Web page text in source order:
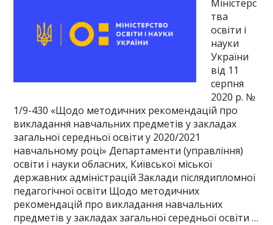
Міністерс
тва
освіти і
науки
України
від 11
серпня
2020 р. №
1/9-430 «Щодо методичних рекомендацій про
викладання навчальних предметів у закладах
загальної середньої освіти у 2020/2021
навчальному році» Департаменти (управління)
освіти і науки обласних, Київської міської
державних адміністрацій Заклади післядипломної
педагогічної освіти Щодо методичних
рекомендацій про викладання навчальних
предметів у закладах загальної середньої освіти …